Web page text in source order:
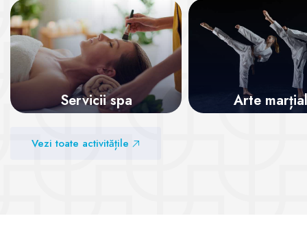
Servicii spa
Vezi sălile
Arte
Vezi toate activitățile